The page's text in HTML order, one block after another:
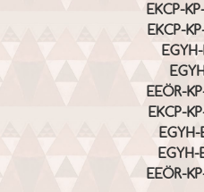
EKCP-
EKCP-
EEÖR-
EKCP-
EGYH-
EGYH-
EEÖR-